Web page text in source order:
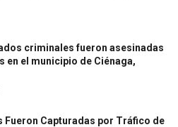
criminales fueron asesinadas
en el municipio de Ciénaga,
Fueron Capturadas por Tráfico de